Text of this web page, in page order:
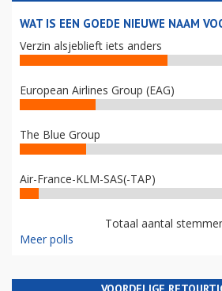
WAT IS EEN GOEDE NIEUWE NAAM
Verzin alsjeblieft iets anders
European Airlines Group (EAG)
The Blue Group
Air-France-KLM-SAS(-TAP)
Totaal aantal
Meer polls